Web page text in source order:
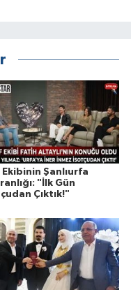
Ekibinin Şanlıurfa
"İlk Gün
Çıktık!"